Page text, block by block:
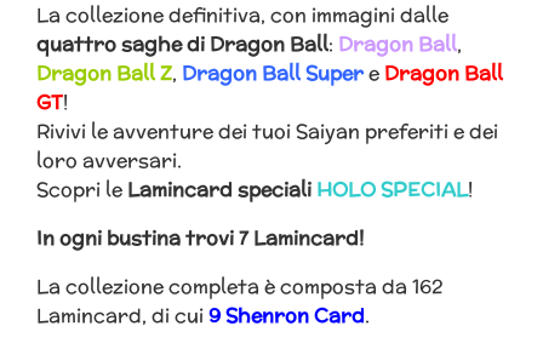
La collezione definitiva, con immagini dalle
quattro saghe di Dragon Ball: Dragon Ball,
Dragon Ball Z, Dragon Ball Supere Dragon Ball
GT!
Rivivi le avventure dei tuoi Saiyan preferiti e dei
loro avversari.
Scopri le Lamincard speciali HOLO SPECIAL!
In ogni bustina trovi 7 Lamincard!
La collezione completa è composta da 162
Lamincard, di cui9 Shenron Card.